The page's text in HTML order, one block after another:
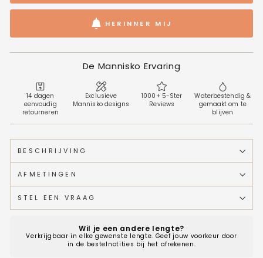
HERINNER MIJ
De Mannisko Ervaring
14 dagen
eenvoudig
retourneren
Exclusieve
Mannisko designs
1000+ 5-Ster
Reviews
Waterbestendig &
gemaakt om te
blijven
BESCHRIJVING
AFMETINGEN
STEL EEN VRAAG
Wil je een andere lengte?
Verkrijgbaar in elke gewenste lengte. Geef jouw voorkeur door
in de bestelnotities bij het afrekenen.